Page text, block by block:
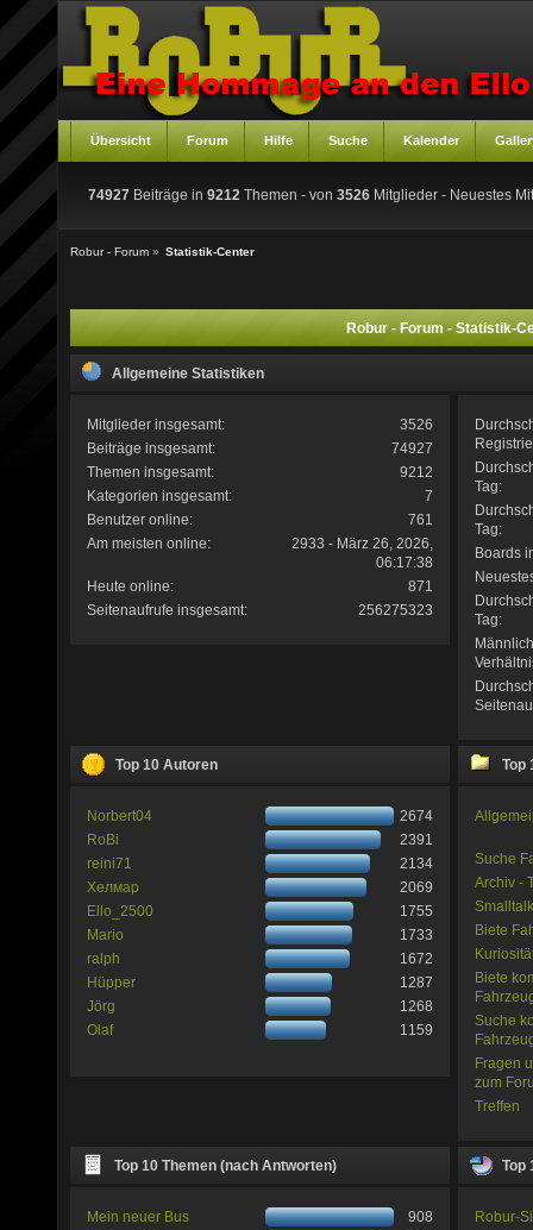
Übersicht Forum Hilfe Suche Kalender
74927 Beiträge in 9212 Themen - von 3526 Mitglieder - Neuestes
Robur - Forum » Statistik-Center
Robur - Forum - Statistik-
Allgemeine Statistiken
Mitglieder insgesamt:
3526
Beiträge insgesamt:
74927
Themen insgesamt:
9212
Kategorien insgesamt:
7
Benutzer online:
761
Am meisten online:
2933 - März 26, 2026,
06:17:38
Heute online:
871
Seitenaufrufe insgesamt:
256275323
Tag:
Tag:
Boards
Tag:
Top 10 Autoren
Norbert04
2674
RoBi
2391
reini71
2134
Хелмар
2069
Ello_2500
1755
Mario
1733
ralph
1672
Hüpper
1287
Jörg
1268
Olaf
1159
Top
Suche
Archiv -
Biete
Biete
Suche
Fragen
zum
Treffen
Top 10 Themen (nach Antworten)
Mein neuer Bus
908
Top
Robur-